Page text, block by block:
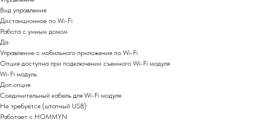
Вид управления
Дистанционное по Wi-Fi
Работа с умным домом
Да
Управление c мобильного приложения по Wi-Fi
Опция доступна при подключении съемного Wi-Fi модуля
Wi-Fi модуль
Доп.опция
Соединительный кабель для Wi-Fi модуля
Не требуется (штатный USB)
Работает с HOMMYN